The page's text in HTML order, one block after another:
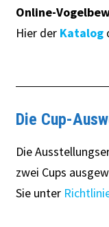
Online-
Hier der Katalog
Die Cup-
Die
zwei Cups
Sie unter